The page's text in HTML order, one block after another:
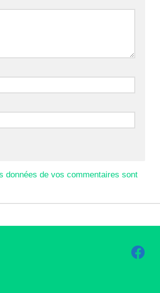
données de vos commentaires sont